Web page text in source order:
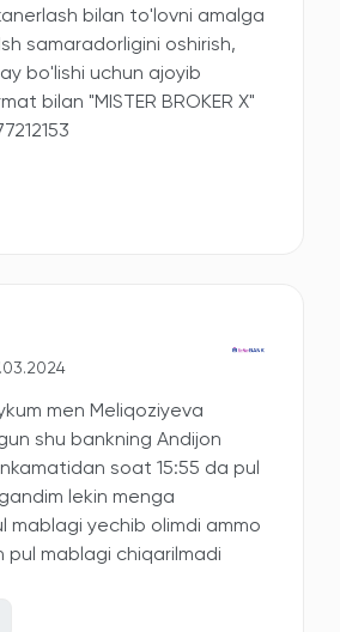
bilan to'lovni amalga
samaradorligini oshirish,
bo'lishi uchun ajoyib
bilan "MISTER BROKER X"
men Meliqoziyeva
shu bankning Andijon
soat 15:55 da pul
lekin menga
mablagi yechib olimdi ammo
pul mablagi chiqarilmadi